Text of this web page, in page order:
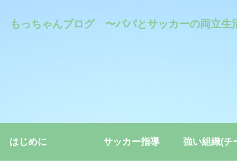
もっちゃんブログ 〜パパとサッカーの両立生
はじめに サッカー指導